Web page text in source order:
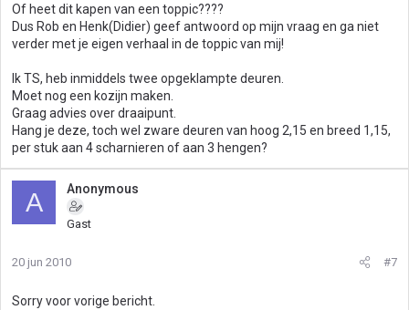
Of heet dit kapen van een toppic????
Dus Rob en Henk(Didier) geef antwoord op mijn vraag en ga niet
verder met je eigen verhaal in de toppic van mij!
Ik TS, heb inmiddels twee opgeklampte deuren.
Moet nog een kozijn maken.
Graag advies over draaipunt.
Hang je deze, toch wel zware deuren van hoog 2,15 en breed 1,15,
per stuk aan 4 scharnieren of aan 3 hengen?
A Anonymous
Gast
20 jun 2010 #7
Sorry voor vorige bericht.